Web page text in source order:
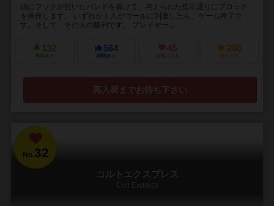
頭にフックが付いたバンドを着けて、与えられた指示通りにブロック
を操作します。 いずれか１人がゴールに到達したら、ゲーム終了で
す。そして、その人の勝利です。 プレイヤー...
132
興味あり
564
経験あり
45
お気に入り
268
持ってる
再入荷までお待ち下さい
No.32
コルトエクスプレス
Colt Express